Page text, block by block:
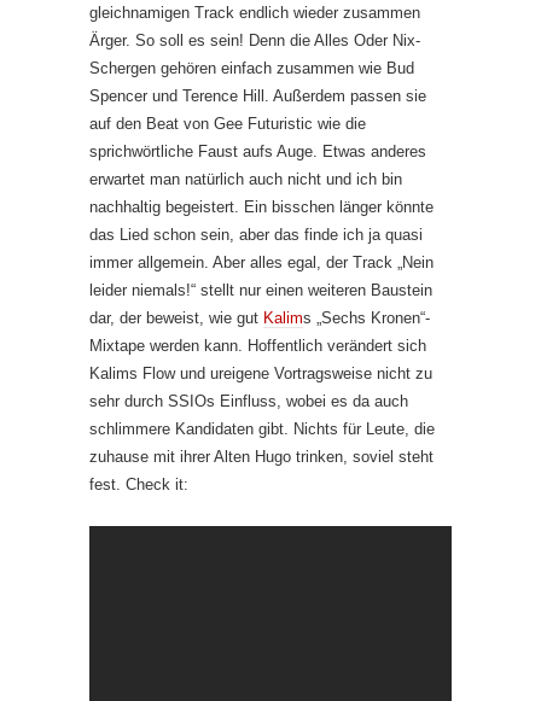
gleichnamigen Track endlich wieder zusammen
Ärger. So soll es sein! Denn die Alles Oder Nix-
Schergen gehören einfach zusammen wie Bud
Spencer und Terence Hill. Außerdem passen sie
auf den Beat von Gee Futuristic wie die
sprichwörtliche Faust aufs Auge. Etwas anderes
erwartet man natürlich auch nicht und ich bin
nachhaltig begeistert. Ein bisschen länger könnte
das Lied schon sein, aber das finde ich ja quasi
immer allgemein. Aber alles egal, der Track „Nein
leider niemals!“ stellt nur einen weiteren Baustein
dar, der beweist, wie gut Kalims „Sechs Kronen“-
Mixtape werden kann. Hoffentlich verändert sich
Kalims Flow und ureigene Vortragsweise nicht zu
sehr durch SSIOs Einfluss, wobei es da auch
schlimmere Kandidaten gibt. Nichts für Leute, die
zuhause mit ihrer Alten Hugo trinken, soviel steht
fest. Check it: